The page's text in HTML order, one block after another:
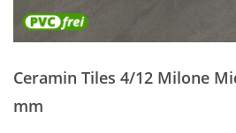
der
Bildergalerie
springen
Ceramin Tiles 4/12 Milone
mm